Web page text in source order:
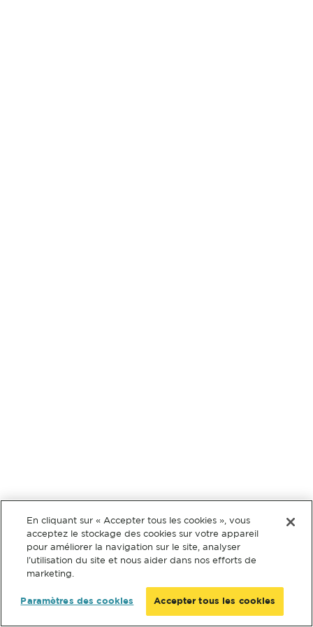
En cliquant sur « Accepter tous les cookies », vous
acceptez le stockage des cookies sur votre appareil
pour améliorer la navigation sur le site, analyser
l’utilisation du site et nous aider dans nos efforts de
marketing.
Paramètres des cookies Accepter tous les cookies